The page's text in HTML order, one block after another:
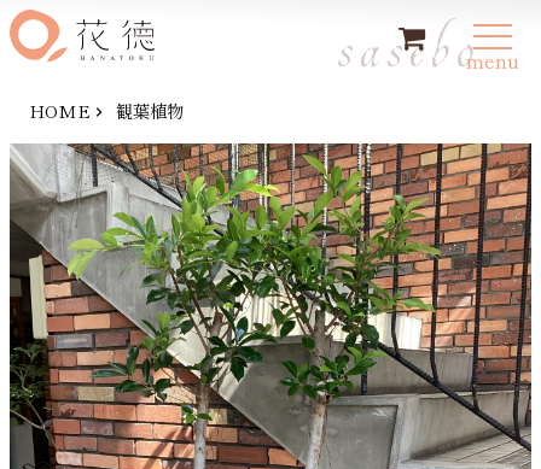
menu
ログイン
HOME
お供え・お悔やみのお花
お祝い・お見舞いの花
購入方法
トピックス
お問い合わせ
sasebo
HOME 観葉植物